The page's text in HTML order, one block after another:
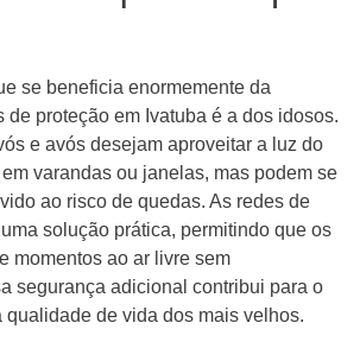
se beneficia enormemente da
de proteção em Ivatuba é a dos idosos.
e avós desejam aproveitar a luz do
varandas ou janelas, mas podem se
ao risco de quedas. As redes de
solução prática, permitindo que os
momentos ao ar livre sem
segurança adicional contribui para o
qualidade de vida dos mais velhos.